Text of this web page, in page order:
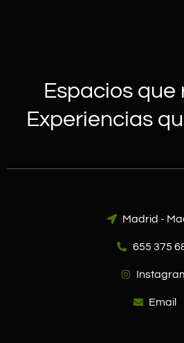
Espacios que
Experiencias
Madrid -
655 375
Email